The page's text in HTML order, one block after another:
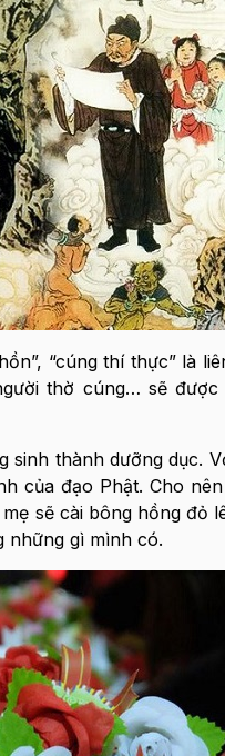
“cúng thí thực” là
thờ cúng… sẽ
sinh thành dưỡng dục.
của đạo Phật. Cho
sẽ cài bông hồng đỏ
những gì mình có.